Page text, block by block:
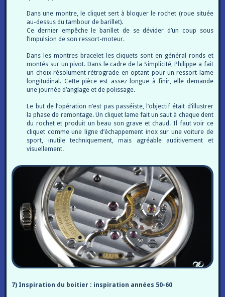
Dans une montre, le cliquet sert à bloquer le rochet (roue située
au-dessus du tambour de barillet).
Ce dernier empêche le barillet de se dévider d’un coup sous
l’impulsion de son ressort-moteur.
Dans les montres bracelet les cliquets sont en général ronds et
montés sur un pivot. Dans le cadre de la Simplicité, Philippe a fait
un choix résolument rétrograde en optant pour un ressort lame
longitudinal. Cette pièce est assez longue à finir, elle demande
une journée d’anglage et de polissage.
Le but de l’opération n’est pas passéiste, l’objectif était d’illustrer
la phase de remontage. Un cliquet lame fait un saut à chaque dent
du rochet et produit un beau son grave et chaud. Il faut voir ce
cliquet comme une ligne d’échappement inox sur une voiture de
sport, inutile techniquement, mais agréable auditivement et
visuellement.
7) Inspiration du boitier : inspiration années 50-60